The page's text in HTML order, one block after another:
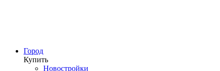
Город
Купить
Новостройки